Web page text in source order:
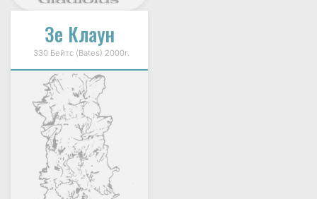
Зе Клаун
330 Бейтс (Bates) 2000г.